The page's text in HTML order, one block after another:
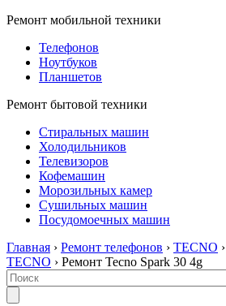
Ремонт мобильной техники
Телефонов
Ноутбуков
Планшетов
Ремонт бытовой техники
Стиральных машин
Холодильников
Телевизоров
Кофемашин
Морозильных камер
Сушильных машин
Посудомоечных машин
Главная › Ремонт телефонов › TECNO ›
TECNO › Ремонт Tecno Spark 30 4g